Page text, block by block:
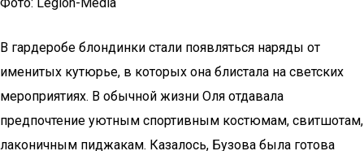
В гардеробе блондинки стали появляться наряды от
именитых кутюрье, в которых она блистала на светских
мероприятиях. В обычной жизни Оля отдавала
предпочтение уютным спортивным костюмам, свитшотам,
лаконичным пиджакам. Казалось, Бузова была готова